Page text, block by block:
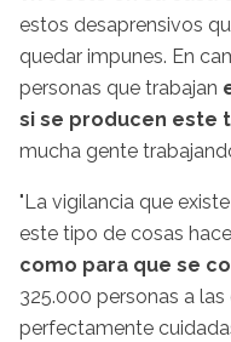
estos desaprensivos
quedar impunes. En
personas que trabajan
si se producen este
mucha gente
"La vigilancia que
este tipo de cosas
como para que se
325.000 personas a
perfectamente